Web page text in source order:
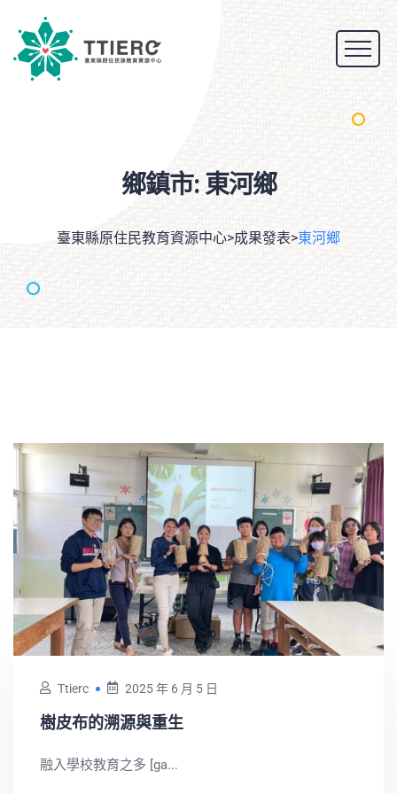
鄉鎮市:東河鄉
臺東縣原住民教育資源中心>成果發表>東河鄉
Ttierc 2025 年 6 月 5 日
樹皮布的溯源與重生
融入學校教育之多 [ga...